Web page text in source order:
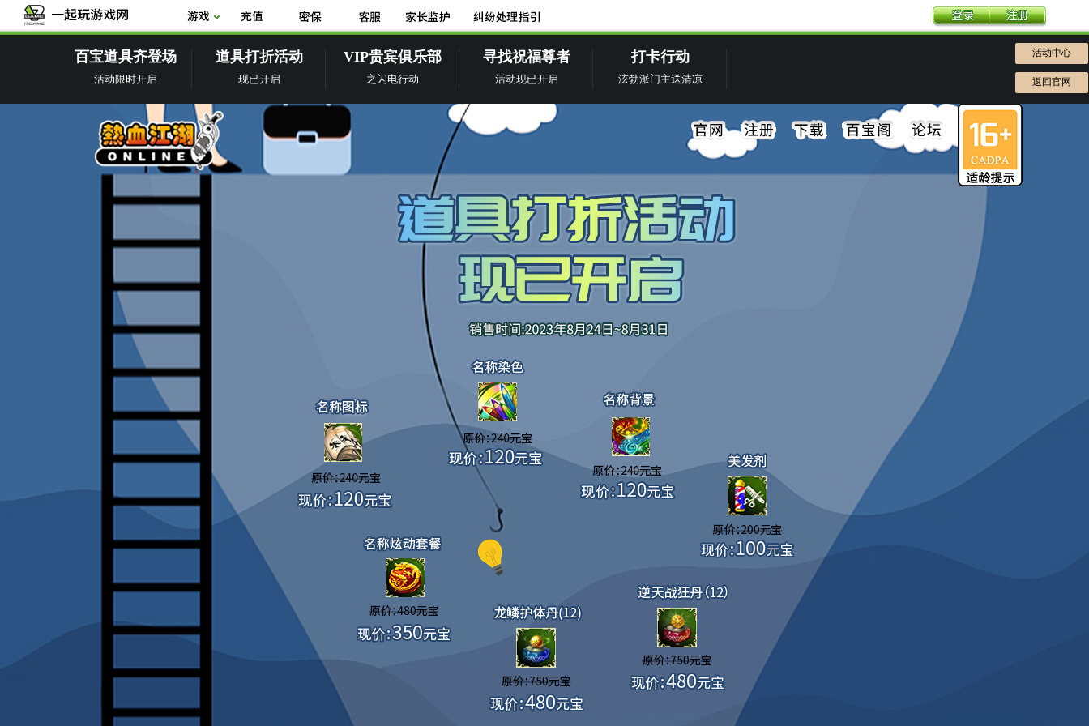
百宝道具齐登场
活动限时开启
道具打折活动
现已开启
VIP贵宾俱乐部
之闪电行动
寻找祝福尊者
活动现已开启
打卡行动
泫勃派门主送清凉
活动中心
返回官网